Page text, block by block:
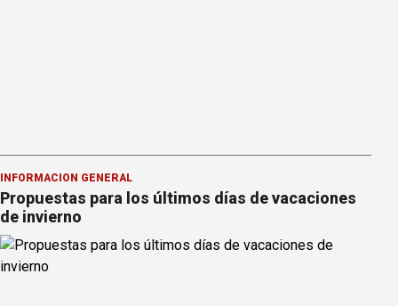
INFORMACION GENERAL
Propuestas para los últimos días de vacaciones
de invierno